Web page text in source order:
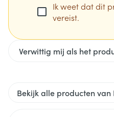
Ik weet dat dit
vereist.
Verwittig mij als het
Bekijk alle producten van